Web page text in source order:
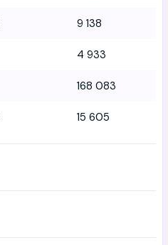
9 138
4 933
168 083
15 605